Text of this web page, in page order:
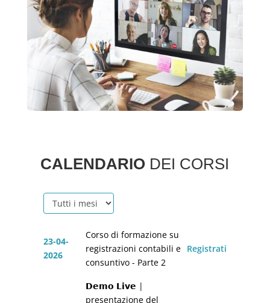
CALENDARIO DEI CORSI
23-04-
2026
Corso di formazione su
registrazioni contabili e
consuntivo - Parte 2
Registrati
𝗗𝗲𝗺𝗼 𝗟𝗶𝘃𝗲 |
presentazione del